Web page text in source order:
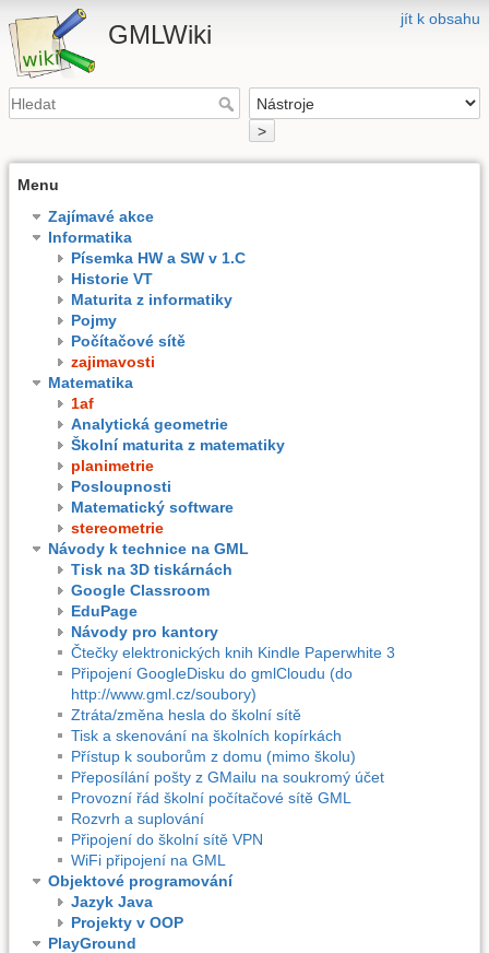
jít k obsahu
GMLWiki
>
Menu
Zajímavé akce
Informatika
Písemka HW a SW v 1.C
Historie VT
Maturita z informatiky
Pojmy
Počítačové sítě
zajimavosti
Matematika
1af
Analytická geometrie
Školní maturita z matematiky
planimetrie
Posloupnosti
Matematický software
stereometrie
Návody k technice na GML
Tisk na 3D tiskárnách
Google Classroom
EduPage
Návody pro kantory
Čtečky elektronických knih Kindle Paperwhite 3
Připojení GoogleDisku do gmlCloudu (do
http://www.gml.cz/soubory)
Ztráta/změna hesla do školní sítě
Tisk a skenování na školních kopírkách
Přístup k souborům z domu (mimo školu)
Přeposílání pošty z GMailu na soukromý účet
Provozní řád školní počítačové sítě GML
Rozvrh a suplování
Připojení do školní sítě VPN
WiFi připojení na GML
Objektové programování
Jazyk Java
Projekty v OOP
PlayGround